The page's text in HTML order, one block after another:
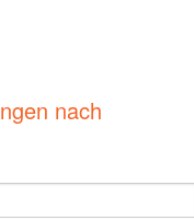
nach